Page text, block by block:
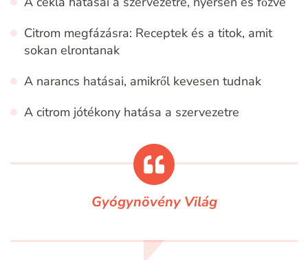
Citrom megfázásra: Receptek és a titok, amit
sokan elrontanak
A narancs hatásai, amikről kevesen tudnak
A citrom jótékony hatása a szervezetre
Gyógynövény Világ